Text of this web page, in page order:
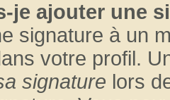
je ajouter une
signature à un
votre profil.
signature lors